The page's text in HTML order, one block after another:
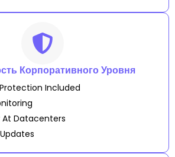
Корпоративного Уровня
Included
At Datacenters